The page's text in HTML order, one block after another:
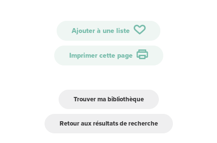
Ajouter à une liste
Imprimer cette page
Trouver ma bibliothèque
Retour aux résultats de recherche